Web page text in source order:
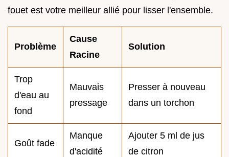
fouet est votre meilleur allié pour lisser l'ensemble.
Problème
Cause
Racine
Solution
Trop
d'eau au
fond
Mauvais
pressage
Presser à nouveau
dans un torchon
Goût fade
Manque
d'acidité
Ajouter 5 ml de jus
de citron